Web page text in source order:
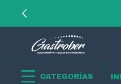
CATEGORÍAS